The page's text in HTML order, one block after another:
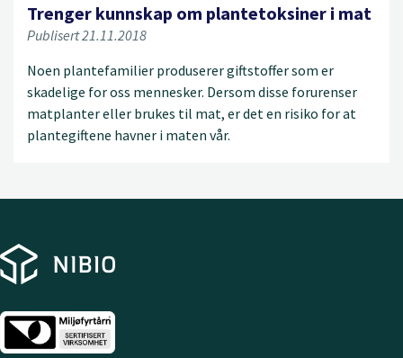
Trenger kunnskap om plantetoksiner i mat
Publisert 21.11.2018
Noen plantefamilier produserer giftstoffer som er
skadelige for oss mennesker. Dersom disse forurenser
matplanter eller brukes til mat, er det en risiko for at
plantegiftene havner i maten vår.